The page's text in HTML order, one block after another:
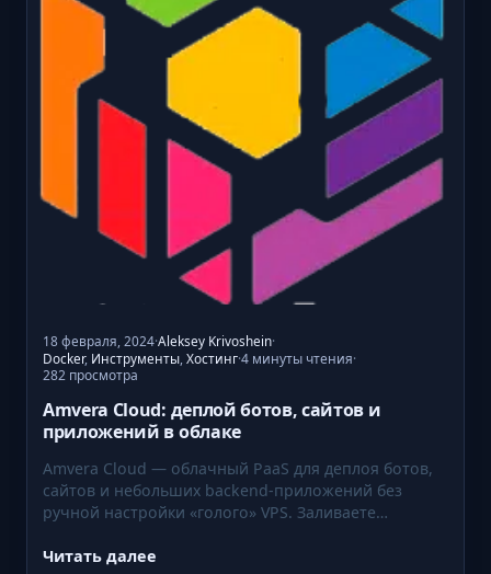
18 февраля, 2024·Aleksey Krivoshein·
Docker, Инструменты,Хостинг·4 минуты чтения·
282 просмотра
Amvera Cloud: деплой ботов, сайтов и
приложений в облаке
Amvera Cloud — облачный PaaS для деплоя ботов,
сайтов и небольших backend-приложений без
ручной настройки «голого» VPS. Заливаете…
Читать далее